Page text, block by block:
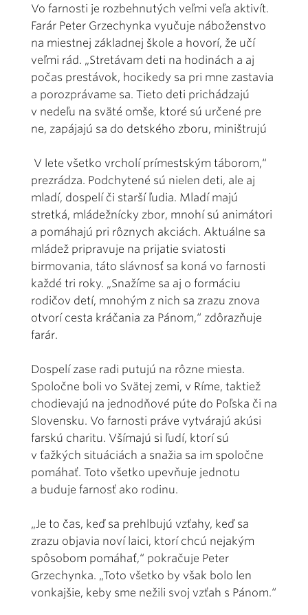
Vo farnosti je rozbehnutých veľmi veľa aktivít.
Farár Peter Grzechynka vyučuje náboženstvo
na miestnej základnej škole a hovorí, že učí
veľmi rád. „Stretávam deti na hodinách a aj
počas prestávok, hocikedy sa pri mne zastavia
a porozprávame sa. Tieto deti prichádzajú
v nedeľu na sväté omše, ktoré sú určené pre
ne, zapájajú sa do detského zboru, miništrujú
V lete všetko vrcholí prímestským táborom,“
prezrádza. Podchytené sú nielen deti, ale aj
mladí, dospelí či starší ľudia. Mladí majú
stretká, mládežnícky zbor, mnohí sú animátori
a pomáhajú pri rôznych akciách. Aktuálne sa
mládež pripravuje na prijatie sviatosti
birmovania, táto slávnosť sa koná vo farnosti
každé tri roky. „Snažíme sa aj o formáciu
rodičov detí, mnohým z nich sa zrazu znova
otvorí cesta kráčania za Pánom,“ zdôrazňuje
farár.
Dospelí zase radi putujú na rôzne miesta.
Spoločne boli vo Svätej zemi, v Ríme, taktiež
chodievajú na jednodňové púte do Poľska či na
Slovensku. Vo farnosti práve vytvárajú akúsi
farskú charitu. Všímajú si ľudí, ktorí sú
v ťažkých situáciách a snažia sa im spoločne
pomáhať. Toto všetko upevňuje jednotu
a buduje farnosť ako rodinu.
„Je to čas, keď sa prehlbujú vzťahy, keď sa
zrazu objavia noví laici, ktorí chcú nejakým
spôsobom pomáhať,“ pokračuje Peter
Grzechynka. „Toto všetko by však bolo len
vonkajšie, keby sme nežili svoj vzťah s Pánom.“